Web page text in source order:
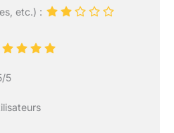
etc.) :
5